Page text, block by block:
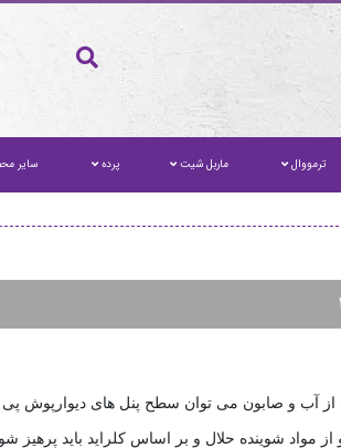
ترمووال ماربل شیت پرده سایر
از آب و صابون می توان سطح پنل های دیوارپوش
مواد شوینده حلال و بر اساس کلراید باید پرهیز